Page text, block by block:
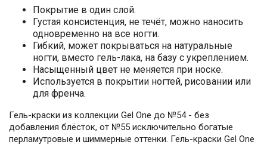
Покрытие в один слой.
Густая консистенция, не течёт, можно наносить
одновременно на все ногти.
Гибкий, может покрываться на натуральные
ногти, вместо гель-лака, на базу с укреплением.
Насыщенный цвет не меняется при носке.
Используется в покрытии ногтей, рисовании или
для френча.
Гель-краски из коллекции Gel One до №54 - без
добавления блёсток, от №55 исключительно богатые
перламутровые и шиммерные оттенки. Гель-краски Gel One